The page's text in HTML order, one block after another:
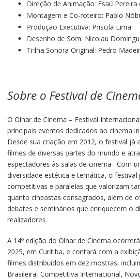
Direção de Animação: Esaú
Montagem e Co-roteiro: Pablo
Produção Executiva: Priscila Lima
Desenho de Som: Nicolau
Trilha Sonora Original: Pedro
Sobre o Festival de
O Olhar de Cinema – Festival
principais eventos dedicados ao cinema
Desde sua criação em 2012, o festival já
filmes de diversas partes do mundo e
espectadores às salas de cinema . Com
diversidade estética e temática, o
competitivas e paralelas que valorizam
quanto cineastas consagrados, além de
debates e seminários que enriquecem o
realizadores.
A 14º edição do Olhar de Cinema
2025, em Curitiba, e contará com a
filmes distribuídos em dez mostras,
Brasileira, Competitiva Internacional,